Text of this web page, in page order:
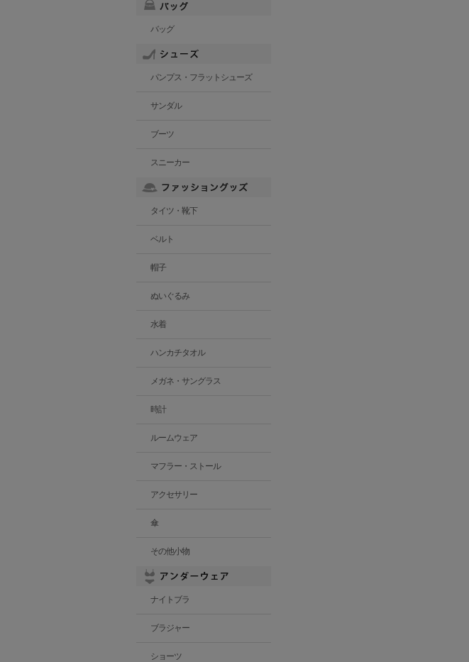
バッグ
パンプス・フラットシューズ
サンダル
ブーツ
スニーカー
タイツ・靴下
ベルト
帽子
ぬいぐるみ
水着
ハンカチタオル
メガネ・サングラス
時計
ルームウェア
マフラー・ストール
アクセサリー
傘
その他小物
ナイトブラ
ブラジャー
ショーツ